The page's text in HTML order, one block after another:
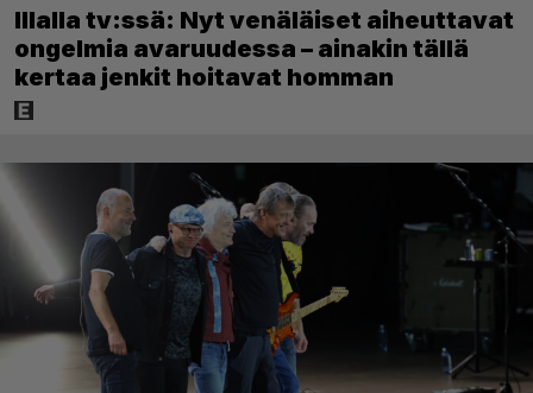
Illalla tv:ssä: Nyt venäläiset aiheuttavat
ongelmia avaruudessa – ainakin tällä
kertaa jenkit hoitavat homman